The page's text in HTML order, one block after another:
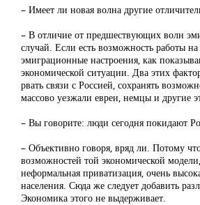
– Имеет ли новая волна другие
– В отличие от предшествующих волн
случай. Если есть возможность работы
эмиграционные настроения, как
экономической ситуации. Два этих
рвать связи с Россией, сохранять
массово уезжали евреи, немцы и другие
– Вы говорите: люди сегодня покидают
– Объективно говоря, вряд ли. Потому
возможностей той экономической
неформальная приватизация, очень
населения. Сюда же следует добавить
Экономика этого не выдерживает.